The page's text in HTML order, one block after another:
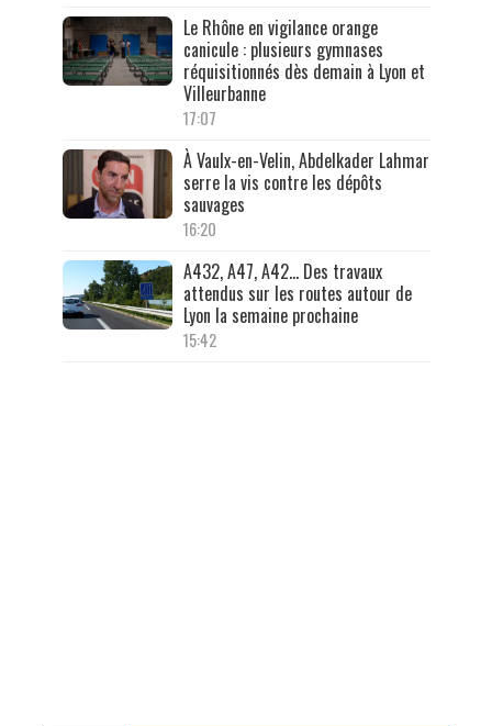
Le Rhône en vigilance orange
canicule : plusieurs gymnases
réquisitionnés dès demain à Lyon et
Villeurbanne
17:07
À Vaulx-en-Velin, Abdelkader Lahmar
serre la vis contre les dépôts
sauvages
16:20
A432, A47, A42… Des travaux
attendus sur les routes autour de
Lyon la semaine prochaine
15:42